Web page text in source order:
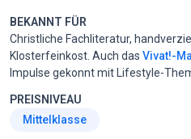
BEKANNT FÜR
Christliche Fachliteratur,
Klosterfeinkost. Auch das Vivat!-
Impulse gekonnt mit Lifestyle-
PREISNIVEAU
Mittelklasse